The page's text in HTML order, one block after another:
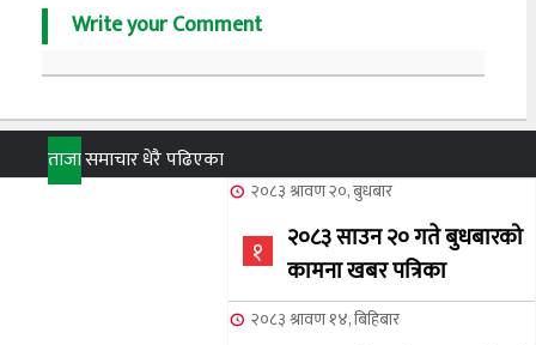
Write your Comment
ताजासमाचारधेरै पढिएका
२०८३ श्रावण २०, बुधबार
१
२०८३ साउन २० गते बुधबारको
कामना खबर पत्रिका
२०८३ श्रावण १४, बिहिबार